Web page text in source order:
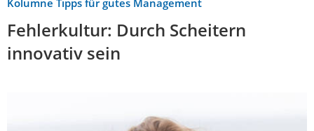
Kolumne Tipps für gutes Management
Fehlerkultur: Durch Scheitern
innovativ sein